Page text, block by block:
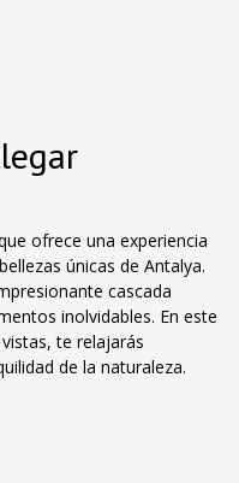
ofrece una experiencia
únicas de Antalya.
cascada
inolvidables. En este
te relajarás
de la naturaleza.